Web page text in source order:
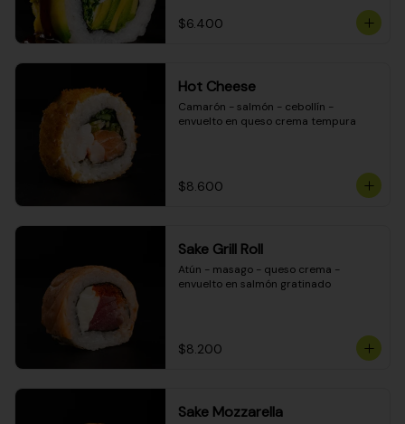
$6.400
Hot Cheese
Camarón - salmón - cebollín -
envuelto en queso crema tempura
$8.600
Sake Grill Roll
Atún - masago - queso crema -
envuelto en salmón gratinado
$8.200
Sake Mozzarella